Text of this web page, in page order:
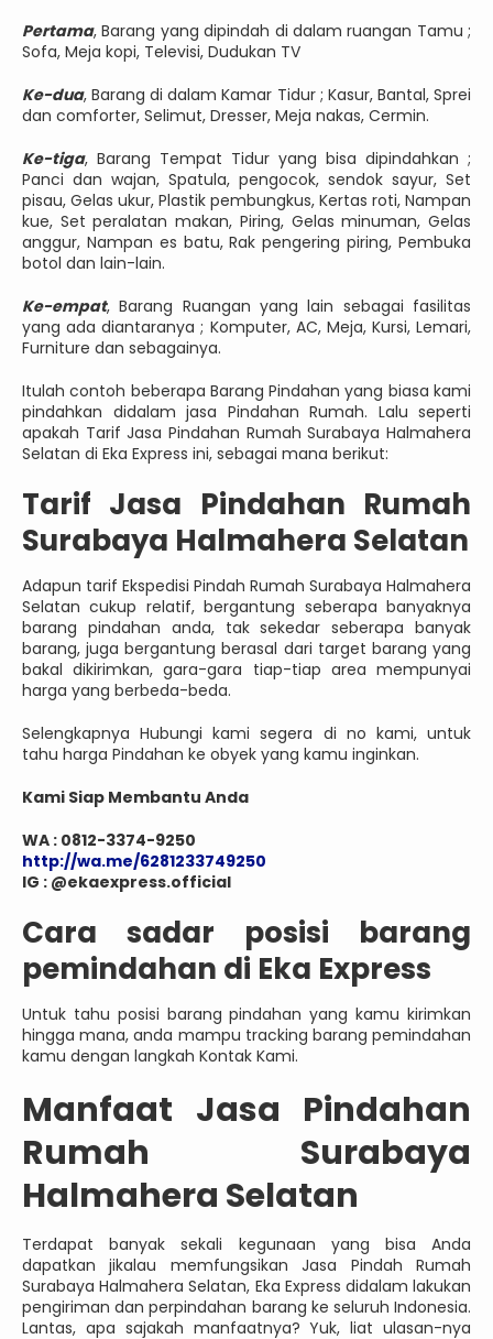
Pertama, Barang yang dipindah di dalam ruangan Tamu ;
Sofa, Meja kopi, Televisi, Dudukan TV
Ke-dua, Barang di dalam Kamar Tidur ; Kasur, Bantal, Sprei
dan comforter, Selimut, Dresser, Meja nakas, Cermin.
Ke-tiga, Barang Tempat Tidur yang bisa dipindahkan ;
Panci dan wajan, Spatula, pengocok, sendok sayur, Set
pisau, Gelas ukur, Plastik pembungkus, Kertas roti, Nampan
kue, Set peralatan makan, Piring, Gelas minuman, Gelas
anggur, Nampan es batu, Rak pengering piring, Pembuka
botol dan lain-lain.
Ke-empat, Barang Ruangan yang lain sebagai fasilitas
yang ada diantaranya ; Komputer, AC, Meja, Kursi, Lemari,
Furniture dan sebagainya.
Itulah contoh beberapa Barang Pindahan yang biasa kami
pindahkan didalam jasa Pindahan Rumah. Lalu seperti
apakah Tarif Jasa Pindahan Rumah Surabaya Halmahera
Selatan di Eka Express ini, sebagai mana berikut:
Tarif Jasa Pindahan Rumah
Surabaya Halmahera Selatan
Adapun tarif Ekspedisi Pindah Rumah Surabaya Halmahera
Selatan cukup relatif, bergantung seberapa banyaknya
barang pindahan anda, tak sekedar seberapa banyak
barang, juga bergantung berasal dari target barang yang
bakal dikirimkan, gara-gara tiap-tiap area mempunyai
harga yang berbeda-beda.
Selengkapnya Hubungi kami segera di no kami, untuk
tahu harga Pindahan ke obyek yang kamu inginkan.
Kami Siap Membantu Anda
WA : 0812-3374-9250
http://wa.me/6281233749250
IG : @ekaexpress.official
Cara sadar posisi barang
pemindahan di Eka Express
Untuk tahu posisi barang pindahan yang kamu kirimkan
hingga mana, anda mampu tracking barang pemindahan
kamu dengan langkah Kontak Kami.
Manfaat Jasa Pindahan
Rumah Surabaya
Halmahera Selatan
Terdapat banyak sekali kegunaan yang bisa Anda
dapatkan jikalau memfungsikan Jasa Pindah Rumah
Surabaya Halmahera Selatan, Eka Express didalam lakukan
pengiriman dan perpindahan barang ke seluruh Indonesia.
Lantas, apa sajakah manfaatnya? Yuk, liat ulasan-nya